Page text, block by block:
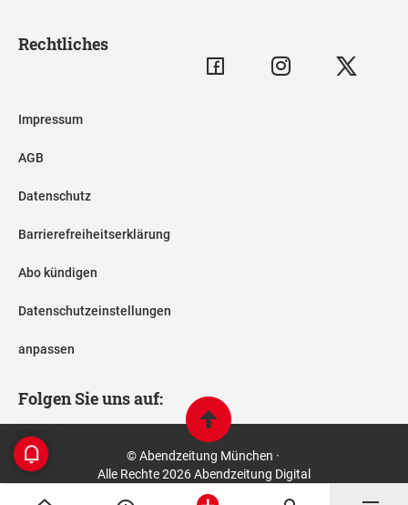
Rechtliches
Impressum
AGB
Datenschutz
Barrierefreiheitserklärung
Abo kündigen
Datenschutzeinstellungen
anpassen
Folgen Sie uns auf:
© Abendzeitung München ·
Alle Rechte 2026 Abendzeitung Digital